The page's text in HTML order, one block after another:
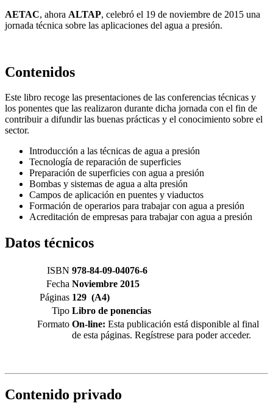
AETAC, ahora ALTAP, celebró el 19 de noviembre de 2015 una
jornada técnica sobre las aplicaciones del agua a presión.
Contenidos
Este libro recoge las presentaciones de las conferencias técnicas y
los ponentes que las realizaron durante dicha jornada con el fin de
contribuir a difundir las buenas prácticas y el conocimiento sobre el
sector.
Introducción a las técnicas de agua a presión
Tecnología de reparación de superficies
Preparación de superficies con agua a presión
Bombas y sistemas de agua a alta presión
Campos de aplicación en puentes y viaductos
Formación de operarios para trabajar con agua a presión
Acreditación de empresas para trabajar con agua a presión
Datos técnicos
ISBN 978-84-09-04076-6
Fecha Noviembre 2015
Páginas 129 (A4)
Tipo Libro de ponencias
Formato On-line: Esta publicación está disponible al final
de esta páginas. Regístrese para poder acceder.
Contenido privado